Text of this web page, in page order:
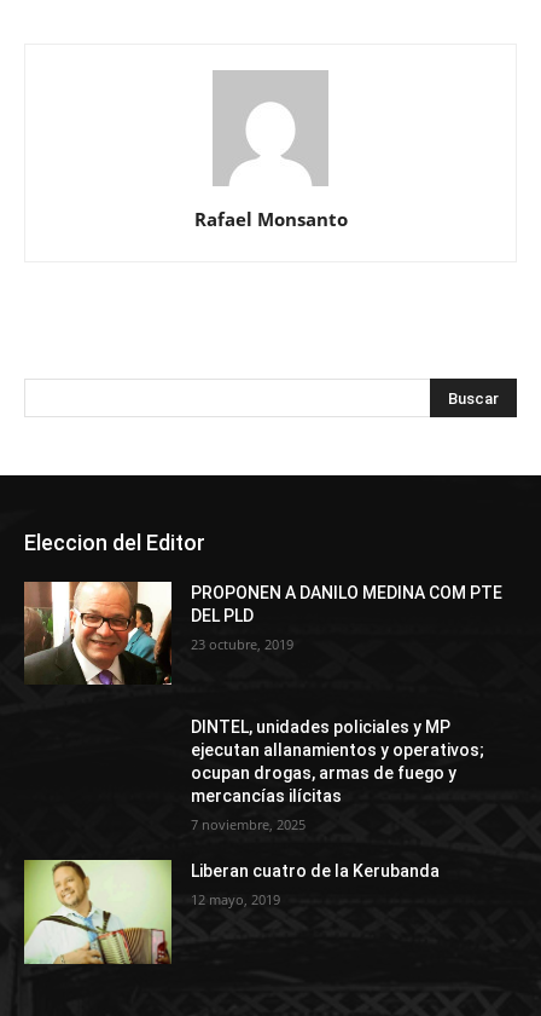
Rafael Monsanto
Eleccion del Editor
PROPONEN A DANILO MEDINA COM PTE
DEL PLD
23 octubre, 2019
DINTEL, unidades policiales y MP
ejecutan allanamientos y operativos;
ocupan drogas, armas de fuego y
mercancías ilícitas
7 noviembre, 2025
Liberan cuatro de la Kerubanda
12 mayo, 2019